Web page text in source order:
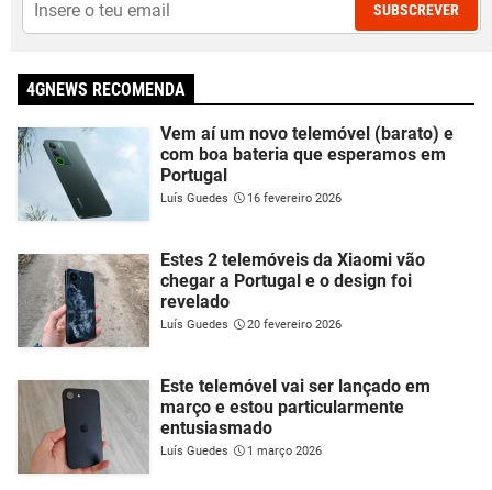
SUBSCREVER
4GNEWS RECOMENDA
Vem aí um novo telemóvel (barato) e
com boa bateria que esperamos em
Portugal
Luís Guedes 16 fevereiro 2026
Estes 2 telemóveis da Xiaomi vão
chegar a Portugal e o design foi
revelado
Luís Guedes 20 fevereiro 2026
Este telemóvel vai ser lançado em
março e estou particularmente
entusiasmado
Luís Guedes 1 março 2026